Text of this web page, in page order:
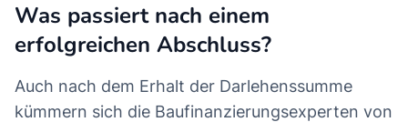
Was passiert nach einem
erfolgreichen Abschluss?
Auch nach dem Erhalt der Darlehenssumme
kümmern sich die Baufinanzierungsexperten von